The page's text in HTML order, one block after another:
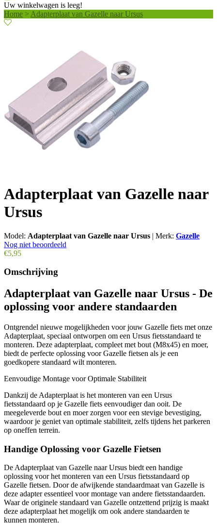
Uw winkelwagen is leeg!
Home > Adapterplaat van Gazelle naar Ursus
Adapterplaat van Gazelle naar
Ursus
Model: Adapterplaat van Gazelle naar Ursus | Merk: Gazelle
Nog niet beoordeeld
€5,95
Omschrijving
Adapterplaat van Gazelle naar Ursus - De
oplossing voor andere standaarden
Ontgrendel nieuwe mogelijkheden voor jouw Gazelle fiets met onze
Adapterplaat, speciaal ontworpen om een Ursus fietsstandaard te
monteren. Deze adapterplaat, compleet met bout (M8x45) en moer,
biedt de perfecte oplossing voor Gazelle fietsen als je een
goedkopere standaard wilt monteren.
Eenvoudige Montage voor Optimale Stabiliteit
Dankzij de Adapterplaat is het monteren van een Ursus
fietsstandaard op je Gazelle fiets eenvoudiger dan ooit. De
meegeleverde bout en moer zorgen voor een stevige bevestiging,
waardoor je geniet van optimale stabiliteit, zelfs tijdens het parkeren
op oneffen terrein.
Handige Oplossing voor Gazelle Fietsen
De Adapterplaat van Gazelle naar Ursus biedt een handige
oplossing voor het monteren van een Ursus fietsstandaard op
Gazelle fietsen. Door de afwijkende standaardmaat van Gazelle is
deze adapter essentieel voor montage van andere fietsstandaarden.
Waar de originele standaard van Gazelle ontzettend prijzig is maakt
deze adapterplaat het mogelijk om ook andere standaarden te
kunnen monteren.